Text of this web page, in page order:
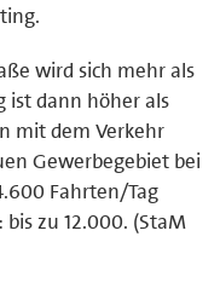
wird sich mehr als
ist dann höher als
mit dem Verkehr
Gewerbegebiet bei
Fahrten/Tag
zu 12.000. (StaM